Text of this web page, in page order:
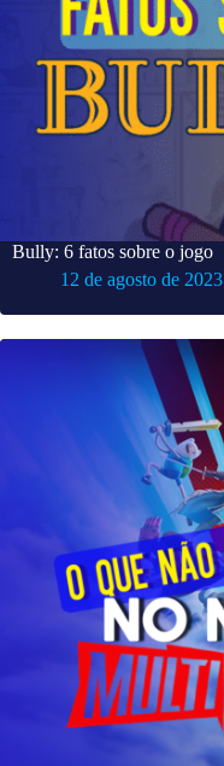
Bully: 6 fatos sobre o jogo
12 de agosto de 2023